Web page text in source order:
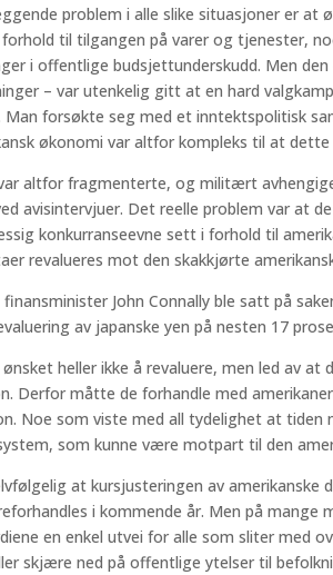
problem i alle slike situasjoner er at
til tilgangen på varer og tjenester,
i offentlige budsjettunderskudd. Men
– var utenkelig gitt at en hard
forsøkte seg med et inntektspolitisk
økonomi var altfor kompleks til at
altfor fragmenterte, og militært
avisintervjuer. Det reelle problem var at
konkurranseevne sett i forhold til
revalueres mot den skakkjørte
John Connally ble satt på
av japanske yen på nesten 17
heller ikke å revaluere, men led av at
Derfor måtte de forhandle med
Noe som viste med all tydelighet at tiden
som kunne være motpart til den
at kursjusteringen av amerikanske
i kommende år. Men på mange
en enkel utvei for alle som sliter med
skjære ned på offentlige ytelser til